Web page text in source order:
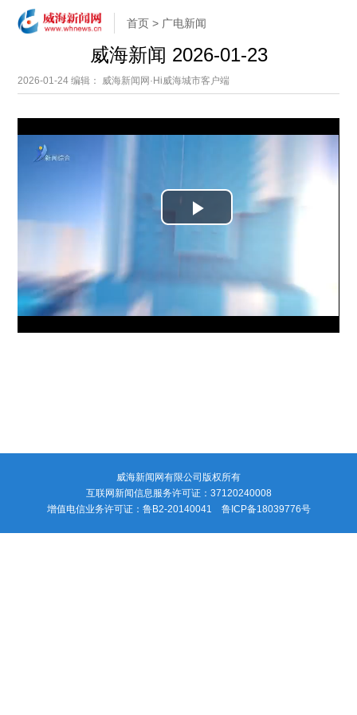
首页 > 广电新闻
威海新闻 2026-01-23
2026-01-24编辑： 威海新闻网·Hi威海城市客户端
P
l
y
e
o
威海新闻网有限公司版权所有
互联网新闻信息服务许可证：37120240008
增值电信业务许可证：鲁B2-20140041 鲁ICP备18039776号